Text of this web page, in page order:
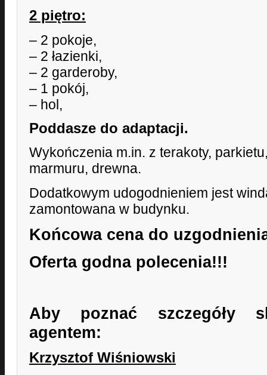
2 piętro:
– 2 pokoje,
– 2 łazienki,
– 2 garderoby,
– 1 pokój,
– hol,
Poddasze do adaptacji.
Wykończenia m.in. z terakoty,
marmuru, drewna.
Dodatkowym udogodnieniem jest
zamontowana w budynku.
Końcowa cena do
Oferta godna polecenia!!!
Aby poznać szczegóły
agentem:
Krzysztof Wiśniowski